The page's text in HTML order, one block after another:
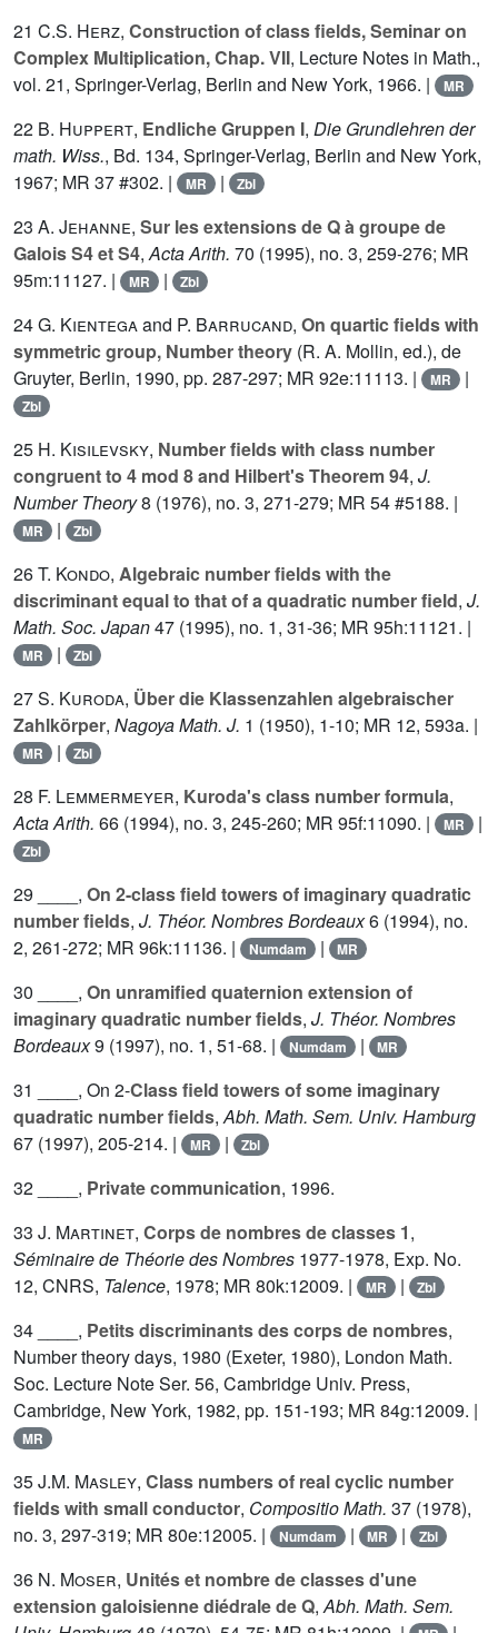
21 C.S. Herz, Construction of class fields, Seminar on
Complex Multiplication, Chap. VII, Lecture Notes in Math.,
vol. 21, Springer-Verlag, Berlin and New York, 1966. | MR
22 B. Huppert, Endliche Gruppen I, Die Grundlehren der
math. Wiss., Bd. 134, Springer-Verlag, Berlin and New York,
1967; MR 37 #302. |
MR | Zbl
23 A. Jehanne, Sur les extensions de Q à groupe de
Galois S4 et S4,Acta Arith. 70 (1995), no. 3, 259-276; MR
95m:11127. |
MR | Zbl
24G. Kientegaand P. Barrucand, On quartic fields with
symmetric group, Number theory (R. A. Mollin, ed.), de
Gruyter, Berlin, 1990, pp. 287-297; MR 92e:11113. |
MR |
Zbl
25 H. Kisilevsky, Number fields with class number
congruent to 4 mod 8 and Hilbert's Theorem 94, J.
Number Theory8 (1976), no. 3, 271-279; MR 54 #5188. |
MR | Zbl
26T. Kondo, Algebraic number fields with the
discriminant equal to that of a quadratic number field, J.
Math. Soc. Japan47 (1995), no. 1, 31-36; MR 95h:11121. |
MR | Zbl
27S. Kuroda, Über die Klassenzahlen algebraischer
Zahlkörper, Nagoya Math. J. 1 (1950), 1-10; MR 12, 593a. |
MR | Zbl
28 F. Lemmermeyer, Kuroda's class number formula,
Acta Arith. 66 (1994), no. 3, 245-260; MR 95f:11090. | MR |
Zbl
29 ____, On 2-class field towers of imaginary quadratic
number fields, J. Théor. Nombres Bordeaux6 (1994), no.
2, 261-272; MR 96k:11136. |
Numdam | MR
30 ____, On unramified quaternion extension of
imaginary quadratic number fields, J. Théor. Nombres
Bordeaux9 (1997), no. 1, 51-68. | Numdam | MR
31 ____, On 2-Class field towers of some imaginary
quadratic number fields,Abh. Math. Sem. Univ. Hamburg
67 (1997), 205-214. | MR | Zbl
32 ____, Private communication, 1996.
33 J. Martinet, Corps de nombres de classes 1,
Séminaire de Théorie des Nombres 1977-1978, Exp. No.
12, CNRS, Talence, 1978; MR 80k:12009. | MR | Zbl
34 ____, Petits discriminants des corps de nombres,
Number theory days, 1980 (Exeter, 1980), London Math.
Soc. Lecture Note Ser. 56, Cambridge Univ. Press,
Cambridge, New York, 1982, pp. 151-193; MR 84g:12009. |
MR
35J.M. Masley, Class numbers of real cyclic number
fields with small conductor, Compositio Math. 37 (1978),
no. 3, 297-319; MR 80e:12005. |
Numdam | MR | Zbl
36 N. Moser, Unités et nombre de classes d'une
extension galoisienne diédrale de Q,Abh. Math. Sem.